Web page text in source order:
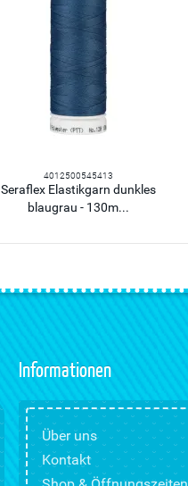
4012500545413
Seraflex Elastikgarn dunkles
blaugrau - 130m...
Informationen
Über uns
Kontakt